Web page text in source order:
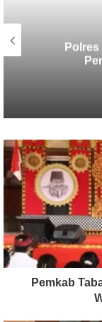
Pemkab